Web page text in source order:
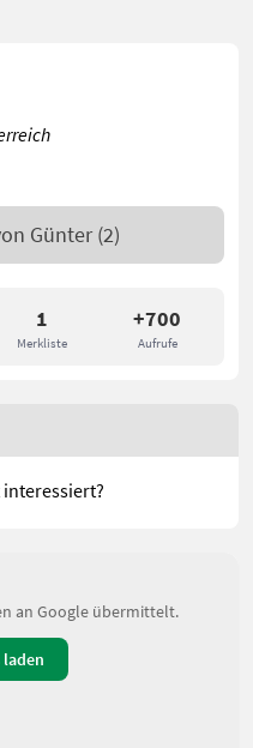
1
Merkliste
+700
Aufrufe
Günter (2)
an Google übermittelt.
laden